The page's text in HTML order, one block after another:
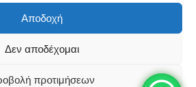
Αποδοχή
Δεν αποδέχομαι
προτιμήσεων
© Hair Dresser STYLISH. Με επιφύλαξη παντός
δικαιώματος.